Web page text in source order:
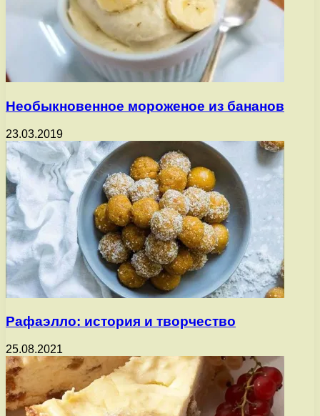
Необыкновенное мороженое из бананов
23.03.2019
Рафаэлло: история и творчество
25.08.2021